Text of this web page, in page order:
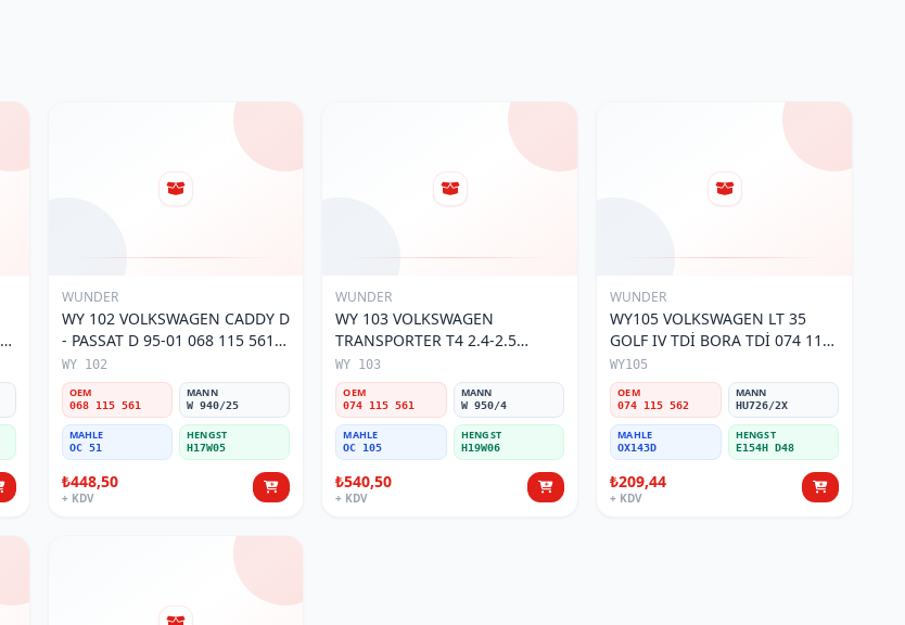
WUNDER
WY 102 VOLKSWAGEN CADDY D
- PASSAT D 95-01 068 115 561
Yağ Filtresi
WY 102
OEM
068 115 561
MANN
W 940/25
MAHLE
OC 51
HENGST
H17W05
₺448,50
+ KDV
WUNDER
WY 103 VOLKSWAGEN
TRANSPORTER T4 2.4-2.5
MOTOR 074 115 561 Yağ
Filtresi
WY 103
OEM
074 115 561
MANN
W 950/4
MAHLE
OC 105
HENGST
H19W06
₺540,50
+ KDV
WUNDER
WY105 VOLKSWAGEN LT 35
GOLF IV TDİ BORA TDİ 074 115
562 Yağ Filtresi
WY105
OEM
074 115 562
MANN
HU726/2X
MAHLE
OX143D
HENGST
E154H D48
₺209,44
+ KDV